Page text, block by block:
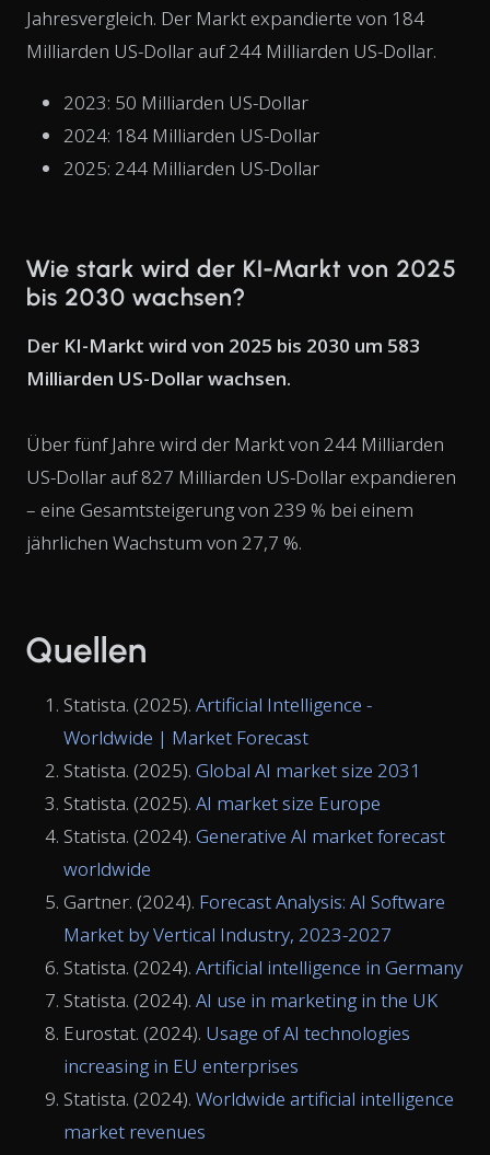
Jahresvergleich. Der Markt expandierte von 184
Milliarden US-Dollar auf 244 Milliarden US-Dollar.
2023: 50 Milliarden US-Dollar
2024: 184 Milliarden US-Dollar
2025: 244 Milliarden US-Dollar
Wie stark wird der KI-Markt von 2025
bis 2030 wachsen?
Der KI-Markt wird von 2025 bis 2030 um 583
Milliarden US-Dollar wachsen.
Über fünf Jahre wird der Markt von 244 Milliarden
US-Dollar auf 827 Milliarden US-Dollar expandieren
– eine Gesamtsteigerung von 239 % bei einem
jährlichen Wachstum von 27,7 %.
Quellen
Statista. (2025). Artificial Intelligence -
Worldwide | Market Forecast
Statista. (2025). Global AI market size 2031
Statista. (2025). AI market size Europe
Statista. (2024). Generative AI market forecast
worldwide
Gartner. (2024). Forecast Analysis: AI Software
Market by Vertical Industry, 2023-2027
Statista. (2024). Artificial intelligence in Germany
Statista. (2024). AI use in marketing in the UK
Eurostat. (2024). Usage of AI technologies
increasing in EU enterprises
Statista. (2024). Worldwide artificial intelligence
market revenues